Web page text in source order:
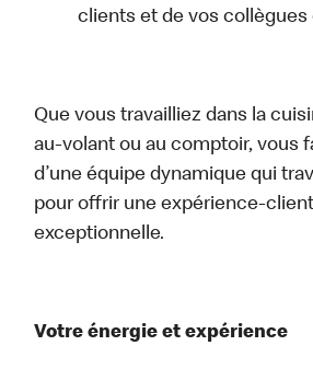
clients et de vos collègues
Que vous travailliez dans la
au-volant ou au comptoir, vous
d’une équipe dynamique qui
pour offrir une expérience-client
exceptionnelle.
Votre énergie et expérience